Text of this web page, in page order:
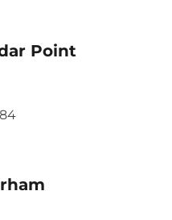
Point